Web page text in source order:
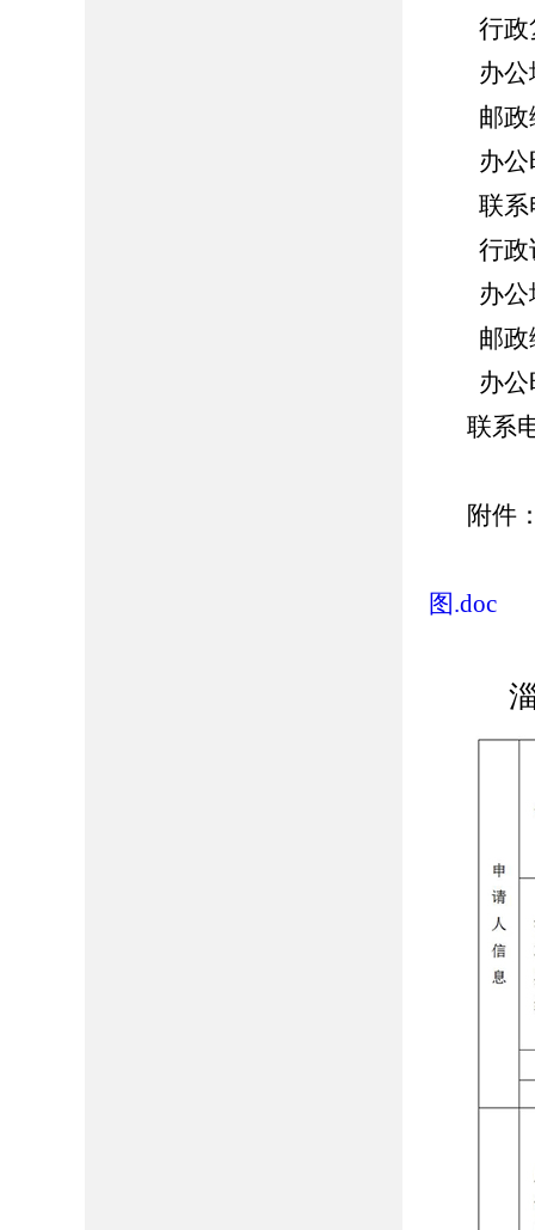
行政复
办公地
邮政
办公时
联系电
行政诉
办公地
邮政
办公时
联系
附件
图.doc